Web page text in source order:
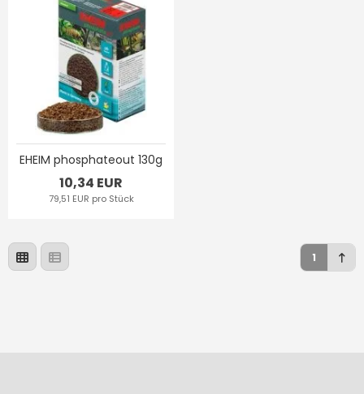
EHEIM phosphateout 130g
10,34 EUR
79,51 EUR pro Stück
1